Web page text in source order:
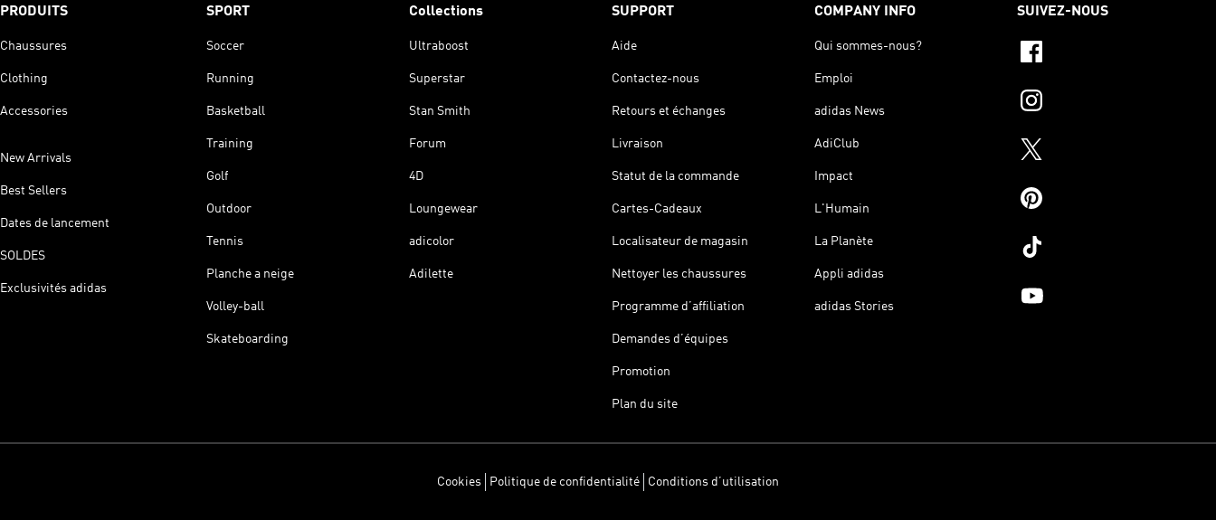
PRODUITS
Chaussures
Clothing
Accessories
New Arrivals
Best Sellers
Dates de lancement
SOLDES
Exclusivités adidas
SPORT
Soccer
Running
Basketball
Training
Golf
Outdoor
Tennis
Planche a neige
Volley-ball
Skateboarding
Collections
Ultraboost
Superstar
Stan Smith
Forum
4D
Loungewear
adicolor
Adilette
SUPPORT
Aide
Contactez-nous
Retours et échanges
Livraison
Statut de la commande
Cartes-Cadeaux
Localisateur de magasin
Nettoyer les chaussures
Programme d’affiliation
Demandes d’équipes
Promotion
Plan du site
COMPANY INFO
Qui sommes-nous?
Emploi
adidas News
AdiClub
Impact
L'Humain
La Planète
Appli adidas
adidas Stories
SUIVEZ-NOUS
Cookies Politique de confidentialité Conditions d’utilisation